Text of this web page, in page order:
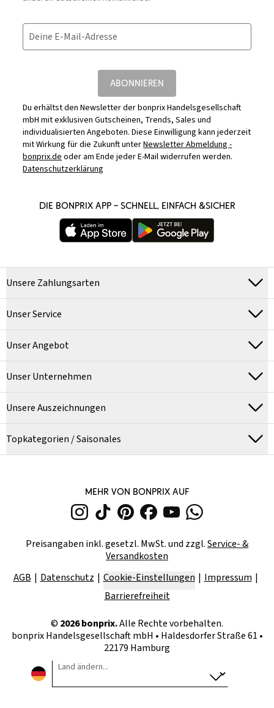
Deine E-Mail-Adresse
ABONNIEREN
Du erhältst den Newsletter der bonprix Handelsgesellschaft
mbH mit exklusiven Gutscheinen, Trends, Sales und
individualisierten Angeboten. Diese Einwilligung kann jederzeit
mit Wirkung für die Zukunft unterNewsletter Abmeldung -
bonprix.deoder am Ende jeder E-Mail widerrufen werden.
Datenschutzerklärung
DIE BONPRIX APP – SCHNELL, EINFACH &SICHER
Unsere Zahlungsarten
Unser Service
Unser Angebot
Unser Unternehmen
Unsere Auszeichnungen
Topkategorien / Saisonales
MEHR VON BONPRIX AUF
Preisangaben inkl. gesetzl. MwSt. und zzgl.Service- &
Versandkosten
AGB
Datenschutz Cookie-Einstellungen
Impressum
Barrierefreiheit
© 2026bonprix.Alle Rechte vorbehalten.
bonprix Handelsgesellschaft mbH • Haldesdorfer Straße 61 •
22179 Hamburg
Land ändern...